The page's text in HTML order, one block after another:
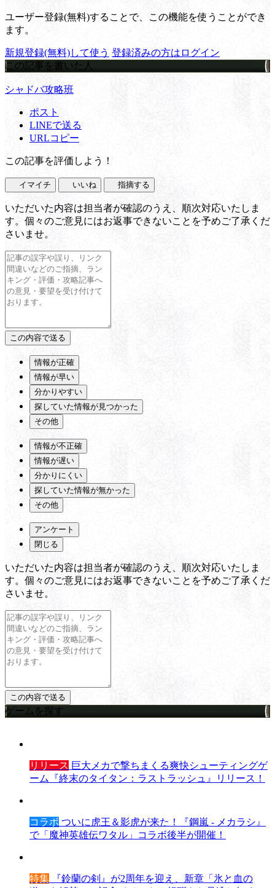
ユーザー登録(無料)することで、この機能を使うことができ
ます。
新規登録(無料)して使う 登録済みの方はログイン
この記事を書いた人
シャドバ攻略班
ポスト
LINEで送る
URLコピー
この記事を評価しよう！
イマイチ いいね 指摘する
いただいた内容は担当者が確認のうえ、順次対応いたしま
す。個々のご意見にはお返事できないことを予めご了承くだ
さいませ。
情報が正確
情報が早い
分かりやすい
探していた情報が見つかった
その他
情報が不正確
情報が遅い
分かりにくい
探していた情報が無かった
その他
アンケート
閉じる
いただいた内容は担当者が確認のうえ、順次対応いたしま
す。個々のご意見にはお返事できないことを予めご了承くだ
さいませ。
ゲームを探す
リリース 巨大メカで撃ちまくる爽快シューティングゲ
ーム『終末のタイタン：ラストラッシュ』リリース！
コラボ ついに虎王＆影虎が来た！『鋼嵐 - メカラシ』
で「魔神英雄伝ワタル」コラボ後半が開催！
特集 『鈴蘭の剣』が2周年を迎え、新章「氷と血の